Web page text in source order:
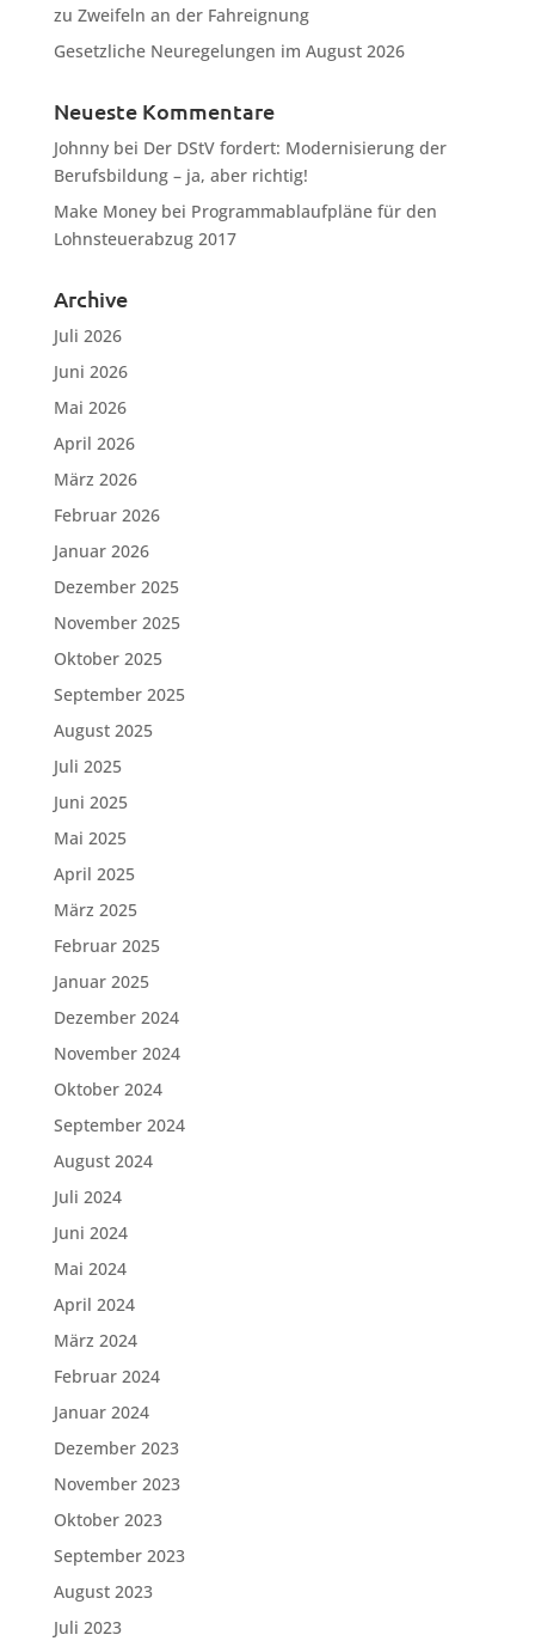
zu Zweifeln an der Fahreignung
Gesetzliche Neuregelungen im August 2026
Neueste Kommentare
Johnnybei Der DStV fordert: Modernisierung der
Berufsbildung – ja, aber richtig!
Make Moneybei Programmablaufpläne für den
Lohnsteuerabzug 2017
Archive
Juli 2026
Juni 2026
Mai 2026
April 2026
März 2026
Februar 2026
Januar 2026
Dezember 2025
November 2025
Oktober 2025
September 2025
August 2025
Juli 2025
Juni 2025
Mai 2025
April 2025
März 2025
Februar 2025
Januar 2025
Dezember 2024
November 2024
Oktober 2024
September 2024
August 2024
Juli 2024
Juni 2024
Mai 2024
April 2024
März 2024
Februar 2024
Januar 2024
Dezember 2023
November 2023
Oktober 2023
September 2023
August 2023
Juli 2023